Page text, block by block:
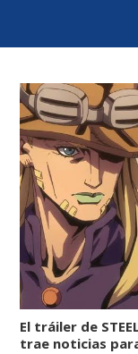
El tráiler de
trae noticias